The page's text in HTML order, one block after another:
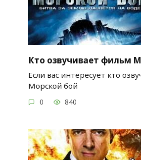
Кто озвучивает фильм
Если вас интересует кто
Морской бой
0 840